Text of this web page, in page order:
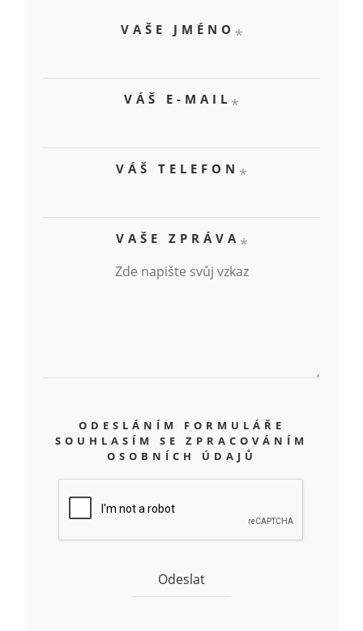
VAŠE JMÉNO *
VÁŠ E-MAIL *
VÁŠ TELEFON *
VAŠE ZPRÁVA *
ODESLÁNÍM FORMULÁŘE
SOUHLASÍM SE ZPRACOVÁNÍM
OSOBNÍCH ÚDAJŮ